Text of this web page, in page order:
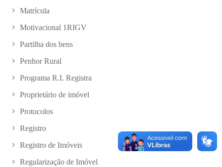
Matrícula
Motivacional 1RIGV
Partilha dos bens
Penhor Rural
Programa R.I. Registra
Proprietário de imóvel
Protocolos
Registro
Registro de Imóveis
Regularização de Imóvel